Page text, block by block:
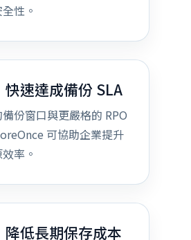
性。
快速達成備份 SLA
份窗口與更嚴格的 RPO
可協助企業提升
率。
降低長期保存成本